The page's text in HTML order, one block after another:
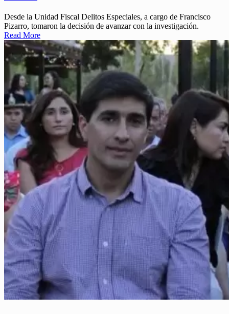
Desde la Unidad Fiscal Delitos Especiales, a cargo de Francisco
Pizarro, tomaron la decisión de avanzar con la investigación.
Read More